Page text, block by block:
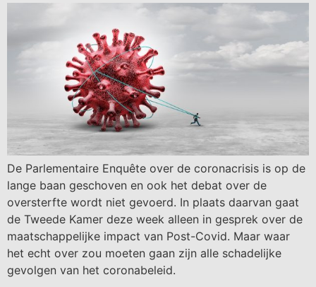
De Parlementaire Enquête over de coronacrisis is op de
lange baan geschoven en ook het debat over de
oversterfte wordt niet gevoerd. In plaats daarvan gaat
de Tweede Kamer deze week alleen in gesprek over de
maatschappelijke impact van Post-Covid. Maar waar
het echt over zou moeten gaan zijn alle schadelijke
gevolgen van het coronabeleid.